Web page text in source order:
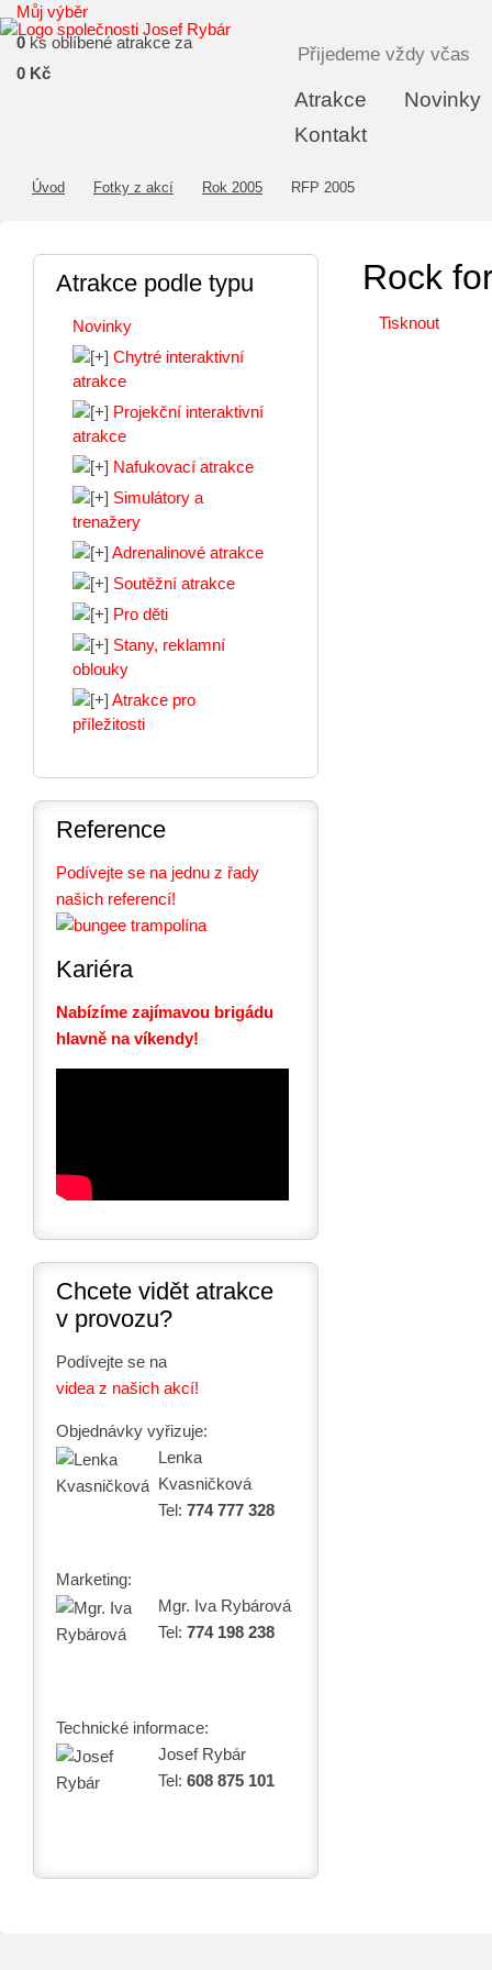
Atrakce
Novinky
Kontakt
Můj výběr
0 ks oblíbené atrakce za
0 Kč
Přijedeme vždy včas
Úvod Fotky z akcí Rok 2005 RFP 2005
Rock
Tisknout
Atrakce podle typu
Novinky
Chytré interaktivní
atrakce
Projekční interaktivní
atrakce
Nafukovací atrakce
Simulátory a
trenažery
Adrenalinové atrakce
Soutěžní atrakce
Pro děti
Stany, reklamní
oblouky
Atrakce pro
příležitosti
Reference
Podívejte se na jednu z řady
našich referencí!
Kariéra
Nabízíme zajímavou brigádu
hlavně na víkendy!
Chcete vidět atrakce
v provozu?
Podívejte se na
videa z našich akcí!
Objednávky vyřizuje:
Lenka
Kvasničková
Tel: 774 777 328
Marketing:
Mgr. Iva Rybárová
Tel: 774 198 238
Technické informace:
Josef Rybár
Tel: 608 875 101